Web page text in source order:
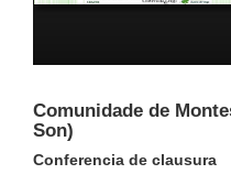
Comunidade de
Son)
Conferencia de clausura
LIFE